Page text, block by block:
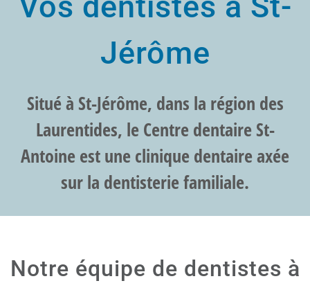
Jérôme
Situé à St-Jérôme, dans la région des
Laurentides, le Centre dentaire St-
Antoine est une clinique dentaire axée
sur la dentisterie familiale.
Notre équipe de dentistes à